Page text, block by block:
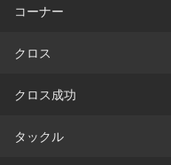
コーナー
クロス
クロス成功
タックル